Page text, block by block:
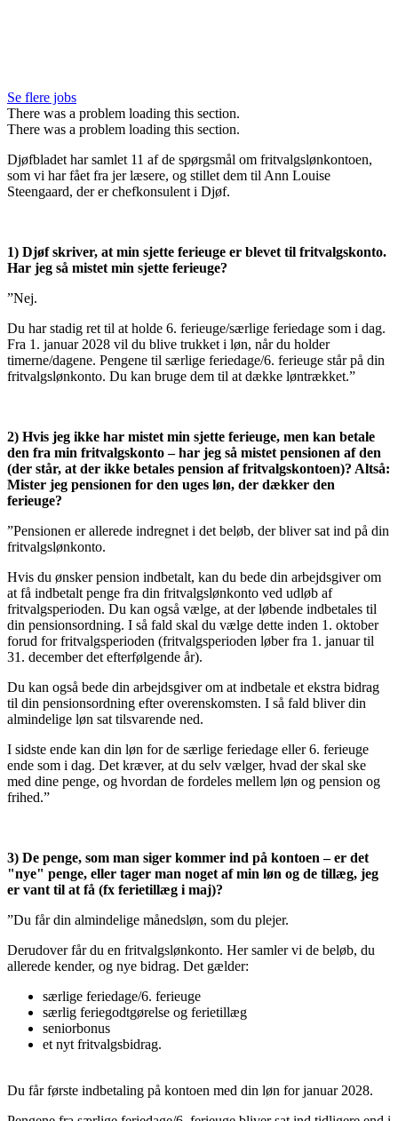
Se flere jobs
There was a problem loading this section.
There was a problem loading this section.
Djøfbladet har samlet 11 af de spørgsmål om fritvalgslønkontoen,
som vi har fået fra jer læsere, og stillet dem til Ann Louise
Steengaard, der er chefkonsulent i Djøf.
1) Djøf skriver, at min sjette ferieuge er blevet til fritvalgskonto.
Har jeg så mistet min sjette ferieuge?
”Nej.
Du har stadig ret til at holde 6. ferieuge/særlige feriedage som i dag.
Fra 1. januar 2028 vil du blive trukket i løn, når du holder
timerne/dagene. Pengene til særlige feriedage/6. ferieuge står på din
fritvalgslønkonto. Du kan bruge dem til at dække løntrækket.”
2) Hvis jeg ikke har mistet min sjette ferieuge, men kan betale
den fra min fritvalgskonto – har jeg så mistet pensionen af den
(der står, at der ikke betales pension af fritvalgskontoen)? Altså:
Mister jeg pensionen for den uges løn, der dækker den
ferieuge?
”Pensionen er allerede indregnet i det beløb, der bliver sat ind på din
fritvalgslønkonto.
Hvis du ønsker pension indbetalt, kan du bede din arbejdsgiver om
at få indbetalt penge fra din fritvalgslønkonto ved udløb af
fritvalgsperioden. Du kan også vælge, at der løbende indbetales til
din pensionsordning. I så fald skal du vælge dette inden 1. oktober
forud for fritvalgsperioden (fritvalgsperioden løber fra 1. januar til
31. december det efterfølgende år).
Du kan også bede din arbejdsgiver om at indbetale et ekstra bidrag
til din pensionsordning efter overenskomsten. I så fald bliver din
almindelige løn sat tilsvarende ned.
I sidste ende kan din løn for de særlige feriedage eller 6. ferieuge
ende som i dag. Det kræver, at du selv vælger, hvad der skal ske
med dine penge, og hvordan de fordeles mellem løn og pension og
frihed.”
3) De penge, som man siger kommer ind på kontoen – er det
"nye" penge, eller tager man noget af min løn og de tillæg, jeg
er vant til at få (fx ferietillæg i maj)?
”Du får din almindelige månedsløn, som du plejer.
Derudover får du en fritvalgslønkonto. Her samler vi de beløb, du
allerede kender, og nye bidrag. Det gælder:
særlige feriedage/6. ferieuge
særlig feriegodtgørelse og ferietillæg
seniorbonus
et nyt fritvalgsbidrag.
Du får første indbetaling på kontoen med din løn for januar 2028.